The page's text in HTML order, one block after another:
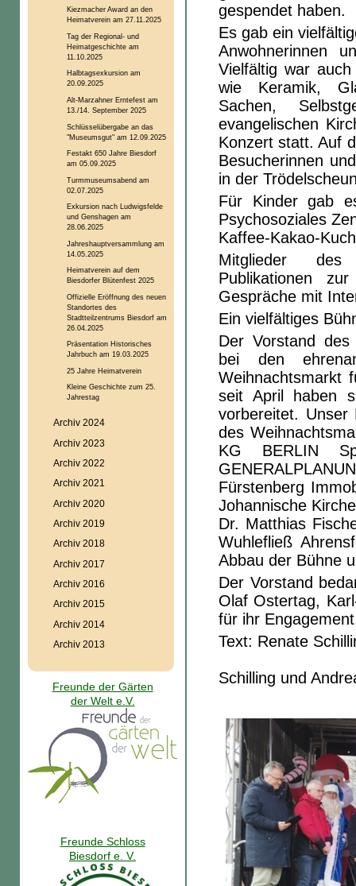
gespendet haben.
Es gab ein
Anwohnerinnen
Vielfältig war
wie Keramik,
Sachen,
evangelischen
Konzert statt. Auf
Besucherinnen
in der
Für Kinder gab
Psychosoziales
Kaffee-Kakao-
Mitglieder des
Publikationen
Gespräche mit
Ein vielfältiges
Der Vorstand des
bei den
Weihnachtsmarkt
seit April haben
vorbereitet.
des
KG BERLIN
Fürstenberg
Johannische
Dr. Matthias
Wuhlefließ
Abbau der Bühne
Der Vorstand
Olaf Ostertag,
für ihr
Text:
Schilling und
Kiezmacher Award an den
Heimatverein am 27.11.2025
Tag der Regional- und
Heimatgeschichte am
11.10.2025
Halbtagsexkursion am
20.09.2025
Alt-Marzahner Erntefest am
13./14. September 2025
Schlüsselübergabe an das
"Museumsgut" am 12.09.2025
Festakt 650 Jahre Biesdorf
am 05.09.2025
Turmmuseumsabend am
02.07.2025
Exkursion nach Ludwigsfelde
und Genshagen am
28.06.2025
Jahreshauptversammlung am
14.05.2025
Heimatverein auf dem
Biesdorfer Blütenfest 2025
Offizielle Eröffnung des neuen
Standortes des
Stadtteilzentrums Biesdorf am
26.04.2025
Präsentation Historisches
Jahrbuch am 19.03.2025
25 Jahre Heimatverein
Kleine Geschichte zum 25.
Jahrestag
Archiv 2024
Archiv 2023
Archiv 2022
Archiv 2021
Archiv 2020
Archiv 2019
Archiv 2018
Archiv 2017
Archiv 2016
Archiv 2015
Archiv 2014
Archiv 2013
Freunde der Gärten
der Welt e.V.
Freunde Schloss
Biesdorf e. V.